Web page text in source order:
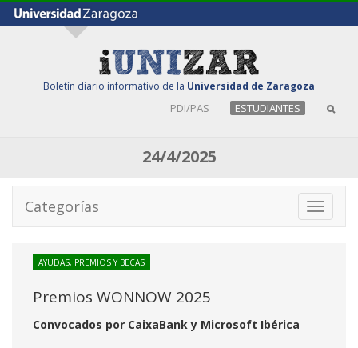
Boletín diario informativo de la Universidad de Zaragoza
PDI/PAS ESTUDIANTES
24/4/2025
Toggle
Categorías
AYUDAS, PREMIOS Y BECAS
Premios WONNOW 2025
Convocados por CaixaBank y Microsoft Ibérica